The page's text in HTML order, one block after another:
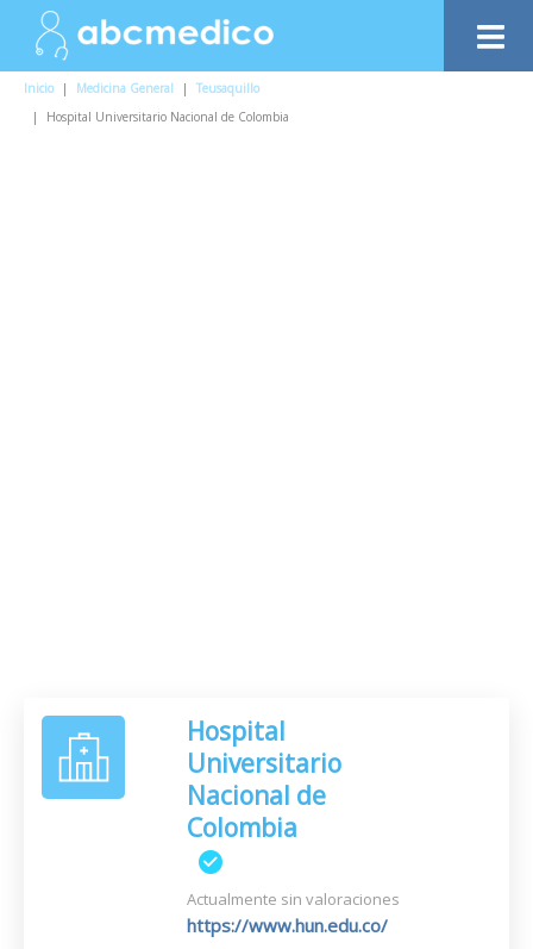
Inicio | Medicina General |
Teusaquillo
|
Hospital Universitario Nacional de Colombia
Hospital
Universitario
Nacional de
Colombia
Actualmente sin valoraciones
https://www.hun.edu.co/